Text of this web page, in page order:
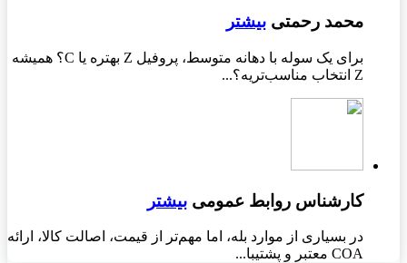
محمد رحمتی بیشتر
برای یک سوله با دهانه متوسط، پروفیل Z بهتره یا C؟ همیشه
Z انتخاب مناسب‌تریه؟...
کارشناس روابط عمومی بیشتر
در بسیاری از موارد بله، اما مهم‌تر از قیمت، اصالت کالا، ارائه
COA معتبر و پشتیبا...